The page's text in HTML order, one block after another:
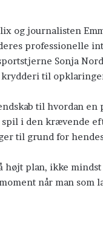
og journalisten
professionelle
Sonja
krydderi til
til hvordan
i den krævende
til grund for
plan, ikke
når man som
børn
komme
til
mig
Lad de små